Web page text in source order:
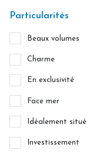
Particularités
Beaux volumes
Charme
En exclusivité
Face mer
Idéalement situé
Investissement